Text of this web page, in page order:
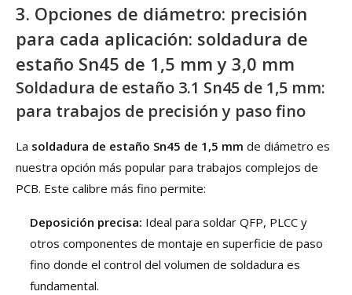
3. Opciones de diámetro: precisión
para cada aplicación: soldadura de
estaño Sn45 de 1,5 mm y 3,0 mm
Soldadura de estaño 3.1 Sn45 de 1,5 mm:
para trabajos de precisión y paso fino
La soldadura de estaño Sn45 de 1,5 mm de diámetro es
nuestra opción más popular para trabajos complejos de
PCB. Este calibre más fino permite:
Deposición precisa: Ideal para soldar QFP, PLCC y
otros componentes de montaje en superficie de paso
fino donde el control del volumen de soldadura es
fundamental.